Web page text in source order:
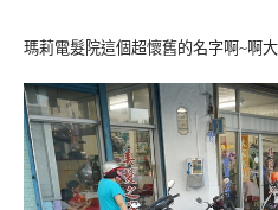
瑪莉電髮院這個超懷舊的名字啊~啊